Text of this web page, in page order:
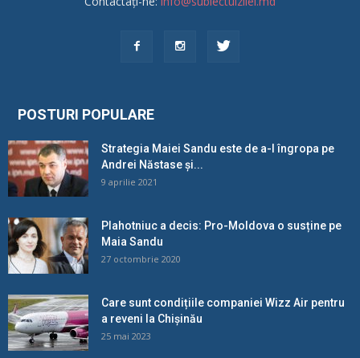
POSTURI POPULARE
Strategia Maiei Sandu este de a-l îngropa pe
Andrei Năstase și...
9 aprilie 2021
Plahotniuc a decis: Pro-Moldova o susține pe
Maia Sandu
27 octombrie 2020
Care sunt condițiile companiei Wizz Air pentru
a reveni la Chișinău
25 mai 2023